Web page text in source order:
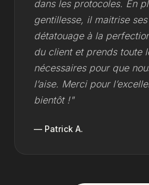
dans les protocoles. En
gentillesse, il maitrise
détatouage à la
du client et prends toute
nécessaires pour que
l’aise. Merci pour
bientôt !"
— Patrick A.